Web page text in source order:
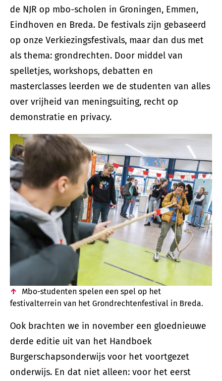
de NJR op mbo-scholen in Groningen, Emmen,
Eindhoven en Breda. De festivals zijn gebaseerd
op onze Verkiezingsfestivals, maar dan dus met
als thema: grondrechten. Door middel van
spelletjes, workshops, debatten en
masterclasses leerden we de studenten van alles
over vrijheid van meningsuiting, recht op
demonstratie en privacy.
Mbo-studenten spelen een spel op het
festivalterrein van het Grondrechtenfestival in Breda.
Ook brachten we in november een gloednieuwe
derde editie uit van het Handboek
Burgerschapsonderwijs voor het voortgezet
onderwijs. En dat niet alleen: voor het eerst